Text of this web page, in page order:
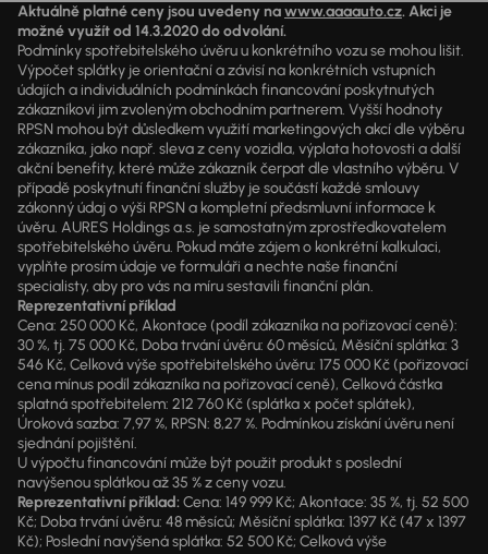
Aktuálně platné ceny jsou uvedeny nawww.aaaauto.cz. Akci je
možné využít od 14.3.2020 do odvolání.
Podmínky spotřebitelského úvěru u konkrétního vozu se mohou lišit.
Výpočet splátky je orientační a závisí na konkrétních vstupních
údajích a individuálních podmínkách financování poskytnutých
zákazníkovi jim zvoleným obchodním partnerem. Vyšší hodnoty
RPSN mohou být důsledkem využití marketingových akcí dle výběru
zákazníka, jako např. sleva z ceny vozidla, výplata hotovosti a další
akční benefity, které může zákazník čerpat dle vlastního výběru. V
případě poskytnutí finanční služby je součástí každé smlouvy
zákonný údaj o výši RPSN a kompletní předsmluvní informace k
úvěru. AURES Holdings a.s. je samostatným zprostředkovatelem
spotřebitelského úvěru. Pokud máte zájem o konkrétní kalkulaci,
vyplňte prosím údaje ve formuláři a nechte naše finanční
specialisty, aby pro vás na míru sestavili finanční plán.
Reprezentativní příklad
Cena: 250 000 Kč, Akontace (podíl zákazníka na pořizovací ceně):
30 %, tj. 75 000 Kč, Doba trvání úvěru: 60 měsíců, Měsíční splátka: 3
546 Kč, Celková výše spotřebitelského úvěru: 175 000 Kč (pořizovací
cena mínus podíl zákazníka na pořizovací ceně), Celková částka
splatná spotřebitelem: 212 760 Kč (splátka x počet splátek),
Úroková sazba: 7,97 %, RPSN: 8,27 %. Podmínkou získání úvěru není
sjednání pojištění.
U výpočtu financování může být použit produkt s poslední
navýšenou splátkou až 35 % z ceny vozu.
Reprezentativní příklad:Cena: 149 999 Kč; Akontace: 35 %, tj. 52 500
Kč; Doba trvání úvěru: 48 měsíců; Měsíční splátka: 1397 Kč (47 x 1397
Kč); Poslední navýšená splátka: 52 500 Kč; Celková výše